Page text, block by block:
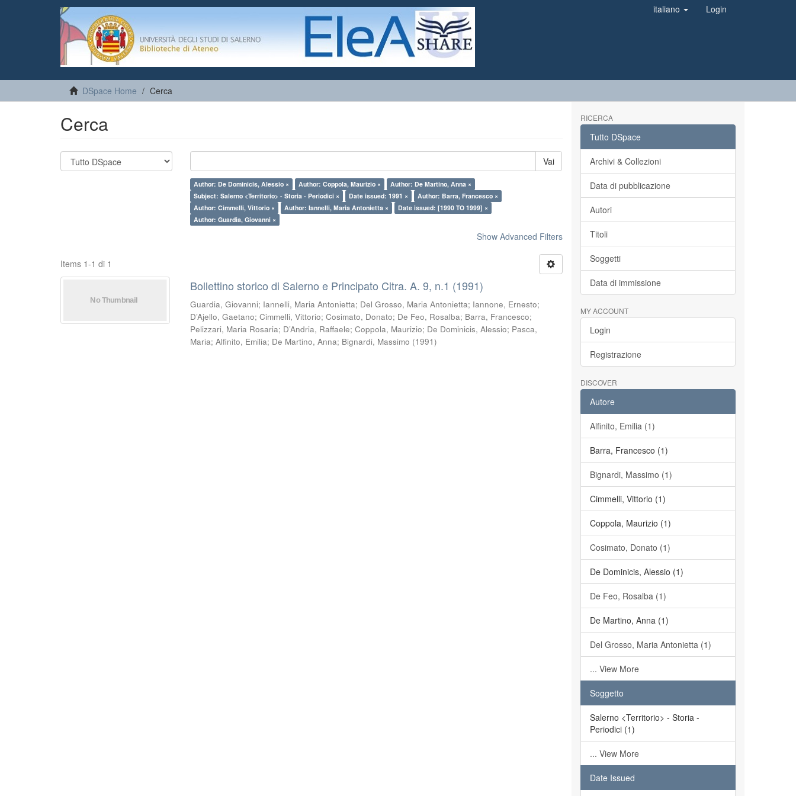
italiano Login
DSpace Home Cerca
Cerca
Vai
Author: De Dominicis, Alessio × Author: Coppola, Maurizio ×
Author: De Martino, Anna ×
Subject: Salerno <Territorio> - Storia - Periodici ×
Date issued: 1991 ×
Author: Barra, Francesco ×
Author: Cimmelli, Vittorio ×
Author: Iannelli, Maria Antonietta ×
Date issued: [1990 TO 1999] ×
Author: Guardia, Giovanni ×
Show Advanced Filters
Items 1-1 di 1
Bollettino storico di Salerno e Principato Citra. A. 9, n.1 (1991)
Guardia, Giovanni; Iannelli, Maria Antonietta; Del Grosso, Maria Antonietta; Iannone, Ernesto;
D’Ajello, Gaetano;Cimmelli, Vittorio;Cosimato, Donato; De Feo, Rosalba; Barra, Francesco;
Pelizzari, Maria Rosaria; D’Andria, Raffaele;Coppola, Maurizio; De Dominicis, Alessio; Pasca,
Maria;Alfinito, Emilia; De Martino, Anna; Bignardi, Massimo (1991)
RICERCA
Tutto DSpace
Archivi & Collezioni
Data di pubblicazione
Autori
Titoli
Soggetti
Data di immissione
MY ACCOUNT
Login
Registrazione
DISCOVER
Autore
Alfinito, Emilia (1)
Barra, Francesco (1)
Bignardi, Massimo (1)
Cimmelli, Vittorio (1)
Coppola, Maurizio (1)
Cosimato, Donato (1)
De Dominicis, Alessio (1)
De Feo, Rosalba (1)
De Martino, Anna (1)
Del Grosso, Maria Antonietta (1)
... View More
Soggetto
Salerno <Territorio> - Storia -
Periodici (1)
... View More
Date Issued